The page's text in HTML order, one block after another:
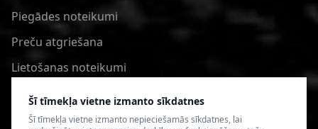
Šī tīmekļa vietne izmanto sīkdatnes
Šī tīmekļa vietne izmanto nepieciešamās sīkdatnes, lai
Piegādes noteikumi
Preču atgriešana
Lietošanas noteikumi
Privātuma politika